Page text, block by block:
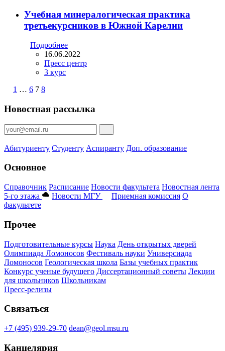
Учебная минералогическая практика
третьекурсников в Южной Карелии
Подробнее
16.06.2022
Пресс центр
3 курс
1 … 6 7 8
Новостная рассылка
Абитуриенту Студенту Аспиранту Доп. образование
Основное
Справочник Расписание Новости факультета Новостная лента
5-го этажа
Новости МГУ Приемная комиссия О
факультете
Прочее
Подготовительные курсы Наука День открытых дверей
Олимпиада Ломоносов Фестиваль науки Универсиада
Ломоносов Геологическая школа Базы учебных практик
Конкурс ученые будущего Диссертационный советы Лекции
для школьников Школьникам
Пресс-релизы
Связаться
+7 (495) 939-29-70 dean@geol.msu.ru
Канцелярия